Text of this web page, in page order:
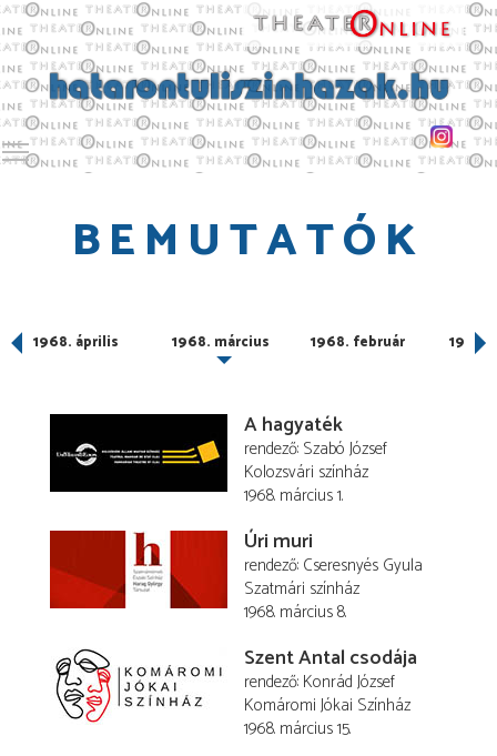
Toggle main menu visibility
BEMUTATÓK
1968. április 1968. március 1968. február 1968.
A hagyaték
rendező Szabó József
Kolozsvári színház
1968. március 1.
Úri muri
rendező Cseresnyés Gyula
Szatmári színház
1968. március 8.
Szent Antal csodája
rendező Konrád József
Komáromi Jókai Színház
1968. március 15.